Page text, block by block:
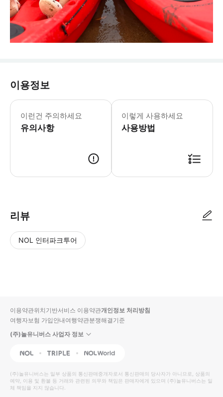
이용정보
이런건 주의하세요
유의사항
이렇게 사용하세요
사용방법
리뷰
NOL 인터파크투어
입니
다.
높
은
순
동
영
상
순
상
이용약관위치기반서비스 이용약관개인정보 처리방침
여행자보험 가입안내여행약관분쟁해결기준
(주)놀유니버스 사업자 정보
NOL Triple Interpark Global
(주)놀유니버스는 일부 상품의 통신판매중개자로서 통신판매의 당사자가 아니므로, 상품의
예약, 이용 및 환불 등 거래와 관련된 의무와 책임은 판매자에게 있으며 (주)놀유니버스는 일
체 책임을 지지 않습니다.